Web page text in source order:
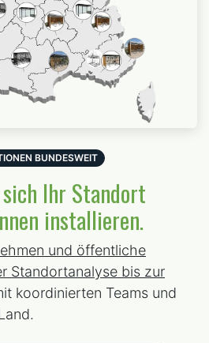
BUNDESWEIT
Ihr Standort
installieren.
und öffentliche
Standortanalyse bis zur
koordinierten Teams und